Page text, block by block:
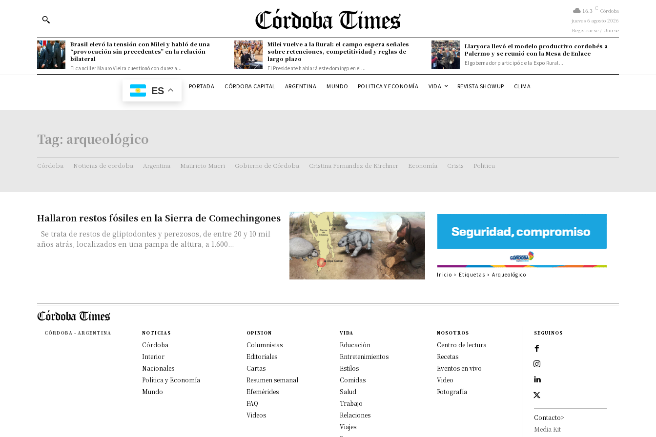
16.3 C Córdoba
jueves 6 agosto 2026
Registrarse / Unirse
Brasil elevó la tensión con Milei y habló de una
“provocación sin precedentes” en la relación
bilateral
El canciller Mauro Vieira cuestionó con dureza...
Milei vuelve a la Rural: el campo espera señales
sobre retenciones, competitividad y reglas de
largo plazo
El Presidente hablará este domingo en el...
Llaryora llevó el modelo productivo cordobés a
Palermo y se reunió con la Mesa de Enlace
El gobernador participó de la Expo Rural...
ES PORTADA CÓRDOBA CAPITAL ARGENTINA MUNDO POLITICA Y ECONOMÍA VIDA REVISTA SHOWUP CLIMA
Tag: arqueológico
Córdoba Noticias de cordoba Argentina Mauricio Macri Gobierno de Córdoba Cristina Fernandez de Kirchner Economía Crisis Politica
Hallaron restos fósiles en la Sierra de Comechingones
años atrás, localizados en una pampa de altura, a 1.600...
Inicio Etiquetas Arqueológico
CÓRDOBA - ARGENTINA NOTICIAS
Córdoba
Interior
Nacionales
Política y Economía
Mundo
OPINION
Columnistas
Editoriales
Cartas
Resumen semanal
Efemérides
FAQ
Videos
VIDA
Educación
Entretenimientos
Estilos
Comidas
Salud
Trabajo
Relaciones
Viajes
NOSOTROS
Centro de lectura
Recetas
Eventos en vivo
Video
Fotografía
SEGUINOS
Contacto>
Media Kit